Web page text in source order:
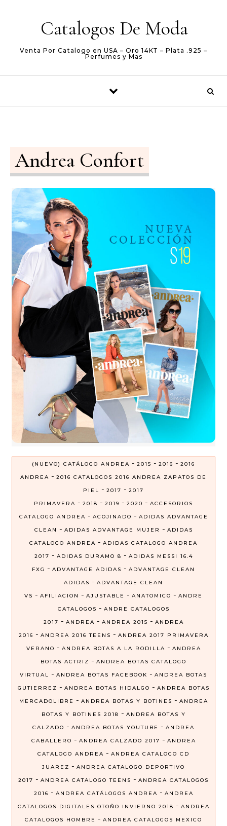
Catalogos De Moda
Venta Por Catalogo en USA – Oro 14KT – Plata .925 –
Perfumes y Mas
Andrea Confort
(NUEVO) CATÁLOGO ANDREA - 2015 - 2016 - 2016
ANDREA - 2016 CATALOGOS 2016 ANDREA ZAPATOS DE
PIEL
- 2017 - 2017
PRIMAVERA - 2018 - 2019 - 2020 - ACCESORIOS
CATALOGO ANDREA - ACOJINADO - ADIDAS ADVANTAGE
CLEAN
- ADIDAS ADVANTAGE MUJER - ADIDAS
CATALOGO ANDREA - ADIDAS CATALOGO ANDREA
2017 - ADIDAS DURAMO 8 - ADIDAS MESSI 16.4
FXG
- ADVANTAGE ADIDAS - ADVANTAGE CLEAN
ADIDAS - ADVANTAGE CLEAN
VS - AFILIACION - AJUSTABLE - ANATOMICO - ANDRE
CATALOGOS - ANDRE CATALOGOS
2017 - ANDREA - ANDREA 2015 - ANDREA
2016 - ANDREA 2016 TEENS - ANDREA 2017 PRIMAVERA
VERANO - ANDREA BOTAS A LA RODILLA - ANDREA
BOTAS ACTRIZ - ANDREA BOTAS CATALOGO
VIRTUAL
- ANDREA BOTAS FACEBOOK - ANDREA BOTAS
GUTIERREZ - ANDREA BOTAS HIDALGO - ANDREA BOTAS
MERCADOLIBRE
- ANDREA BOTAS Y BOTINES - ANDREA
BOTAS Y BOTINES 2018 - ANDREA BOTAS Y
CALZADO - ANDREA BOTAS YOUTUBE - ANDREA
CABALLERO - ANDREA CALZADO 2017 - ANDREA
CATALOGO ANDREA - ANDREA CATALOGO CD
JUAREZ - ANDREA CATALOGO DEPORTIVO
2017 - ANDREA CATALOGO TEENS - ANDREA CATALOGOS
2016 - ANDREA CATÁLOGOS ANDREA - ANDREA
CATALOGOS DIGITALES OTOÑO INVIERNO 2018 - ANDREA
CATALOGOS HOMBRE
- ANDREA CATALOGOS MEXICO